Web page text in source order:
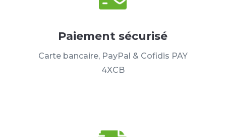
Paiement sécurisé
Carte bancaire, PayPal & Cofidis PAY
4XCB